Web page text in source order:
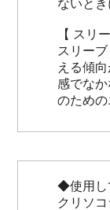
ないとき
【 スリ
スリー
える傾
感でな
のための
◆使用し
クリソ